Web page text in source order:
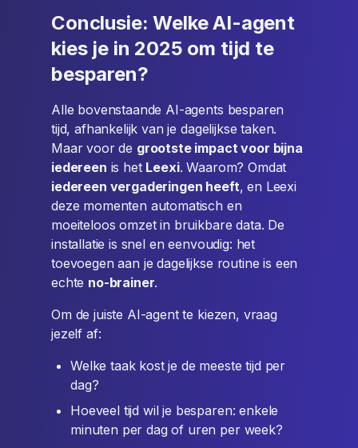
Conclusie: Welke AI-agent
kies je in 2025 om tijd te
besparen?
Alle bovenstaande AI-agents besparen
tijd, afhankelijk van je dagelijkse taken.
Maar voor de grootste impact voor bijna
iedereen is het Leexi. Waarom? Omdat
iedereen vergaderingen heeft, en Leexi
deze momenten automatisch en
moeiteloos omzet in bruikbare data. De
installatie is snel en eenvoudig: het
toevoegen aan je dagelijkse routine is een
echte no-brainer.
Om de juiste AI-agent te kiezen, vraag
jezelf af:
Welke taak kost je de meeste tijd per
dag?
Hoeveel tijd wil je besparen: enkele
minuten per dag of uren per week?